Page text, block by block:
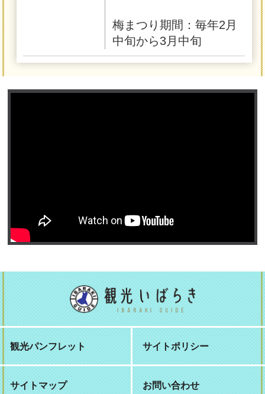
梅まつり期間：毎年2月
中旬から3月中旬
観光パンフレット サイトポリシー
サイトマップ お問い合わせ